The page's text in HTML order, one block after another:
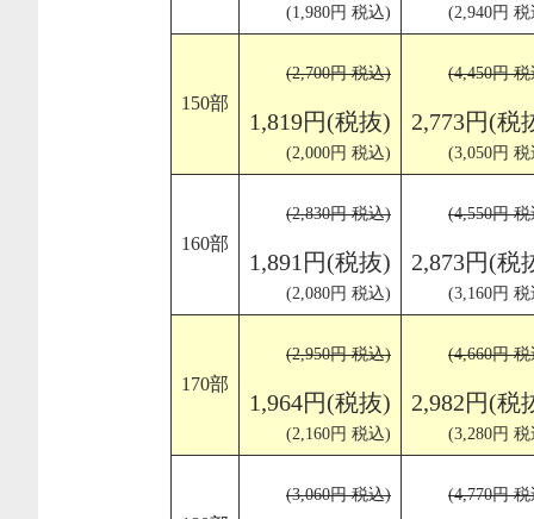
(1,980円 税込) (2,940円
150部
(2,700円 税込)
1,819円(税抜)
(2,000円 税込)
(4,450円
2,773円(税
(3,050円
160部
(2,830円 税込)
1,891円(税抜)
(2,080円 税込)
(4,550円
2,873円(税
(3,160円
170部
(2,950円 税込)
1,964円(税抜)
(2,160円 税込)
(4,660円
2,982円(税
(3,280円
(3,060円 税込) (4,770円